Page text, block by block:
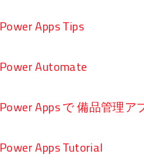
Power Apps Tips
Power Automate
Power Apps で 備品管理ア
Power Apps Tutorial